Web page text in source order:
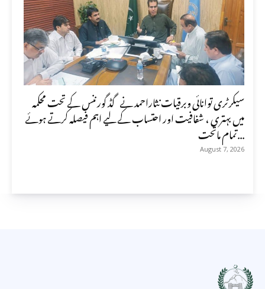
سیکرٹری توانائی وبرقیات نثاراحمد نے گڈ گورننس کے تحت محکمہ
میں بہتری ، شفافیت اور احتساب کے لیے اہم فیصلہ کرتے ہوئے
تمام ماتحت...
August 7, 2026